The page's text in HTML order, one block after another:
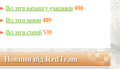
Всі теги каталогу учасників 698
Всі теги новин 489
Всі теги статей 539
Новини від RedTram
Новини від RedTram